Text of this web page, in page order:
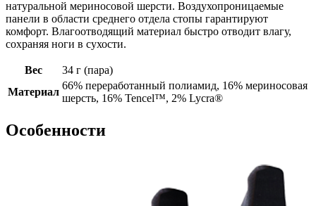
натуральной мериносовой шерсти. Воздухопроницаемые
панели в области среднего отдела стопы гарантируют
комфорт. Влагоотводящий материал быстро отводит влагу,
сохраняя ноги в сухости.
Вес
34 г (пара)
Материал
66% переработанный полиамид, 16% мериносовая
шерсть, 16% Tencel™, 2% Lycra®
Особенности